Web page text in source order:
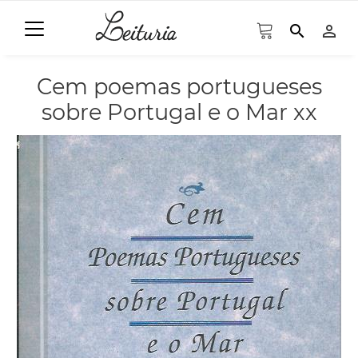
search person_outline
Cem poemas portugueses
sobre Portugal e o Mar xx